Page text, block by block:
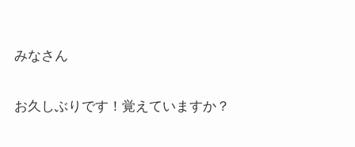
みなさん
お久しぶりです！覚えていますか？